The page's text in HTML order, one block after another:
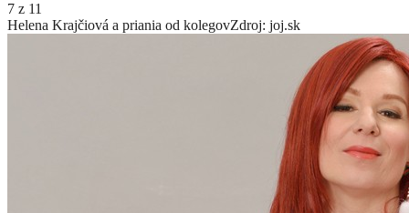
7 z 11
Helena Krajčiová a priania od kolegovZdroj: joj.sk